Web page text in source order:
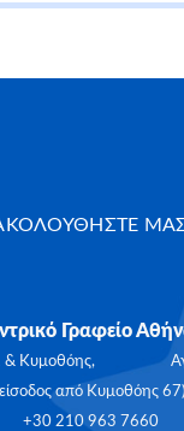
Γραφείο
& Κυμοθόης, Αγ.
από Κυμοθόης 67)
+30 210 963 7660